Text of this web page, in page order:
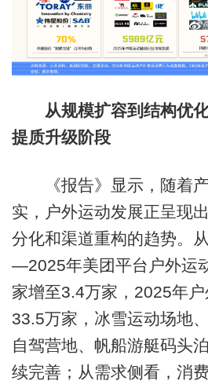
从规模扩容到结构优
提质升级阶段
《报告》显示，随着产
实，户外运动发展正呈现
分化和渠道重构的趋势。
—2025年美团平台户外运
家增至3.4万家，2025年
33.5万家，冰雪运动场地
自驾营地、帆船游艇码头
续完善；从需求侧看，消